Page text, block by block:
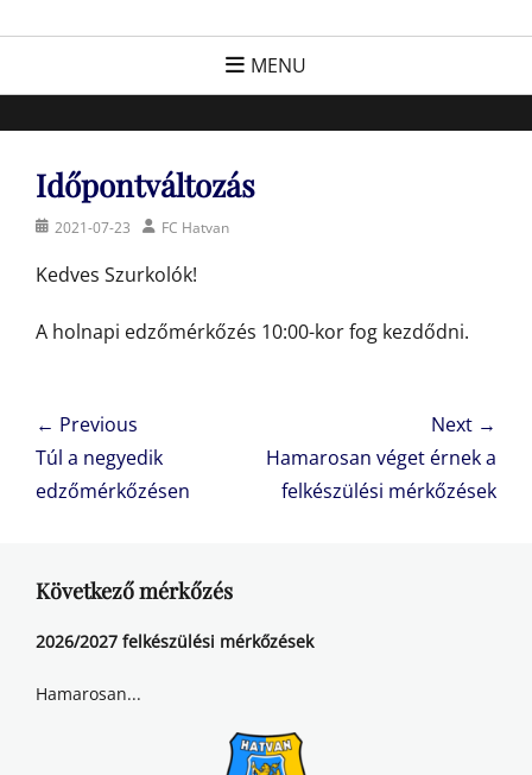
FC Hatvan
Egyesület a hatvani labdarúgásért, sportért!
MENU
Időpontváltozás
Posted2021-07-23 AuthorFC Hatvan
Kedves Szurkolók!
A holnapi edzőmérkőzés 10:00-kor fog kezdődni.
Bejegyzés
navigáció
← Previous
Previous
post:
Túl a negyedik
edzőmérkőzésen
Next →
Next
post:
Hamarosan véget érnek a
felkészülési mérkőzések
Következő mérkőzés
2026/2027 felkészülési mérkőzések
Hamarosan...